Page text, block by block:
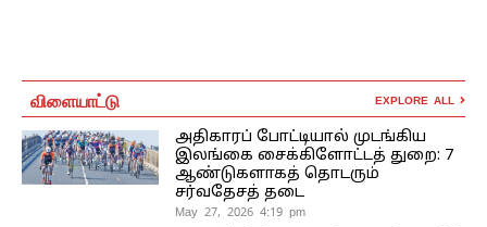
விளையாட்டு EXPLORE ALL
அதிகாரப் போட்டியால் முடங்கிய
இலங்கை சைக்கிளோட்டத் துறை: 7
ஆண்டுகளாகத் தொடரும்
சர்வதேசத் தடை
May 27, 2026 4:19 pm